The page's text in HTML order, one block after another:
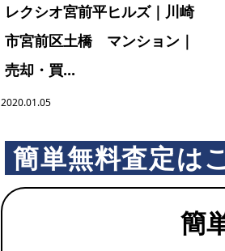
レクシオ宮前平ヒルズ｜川崎
市宮前区土橋 マンション｜
売却・買...
2020.01.05
簡単無料査定は
簡